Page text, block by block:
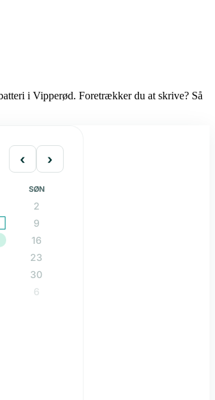
i Vipperød. Foretrækker du at skrive? Så